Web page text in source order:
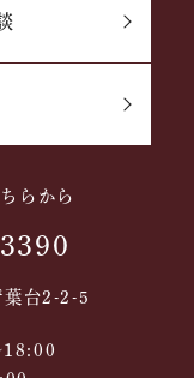
らから
台2-2-5
18:00